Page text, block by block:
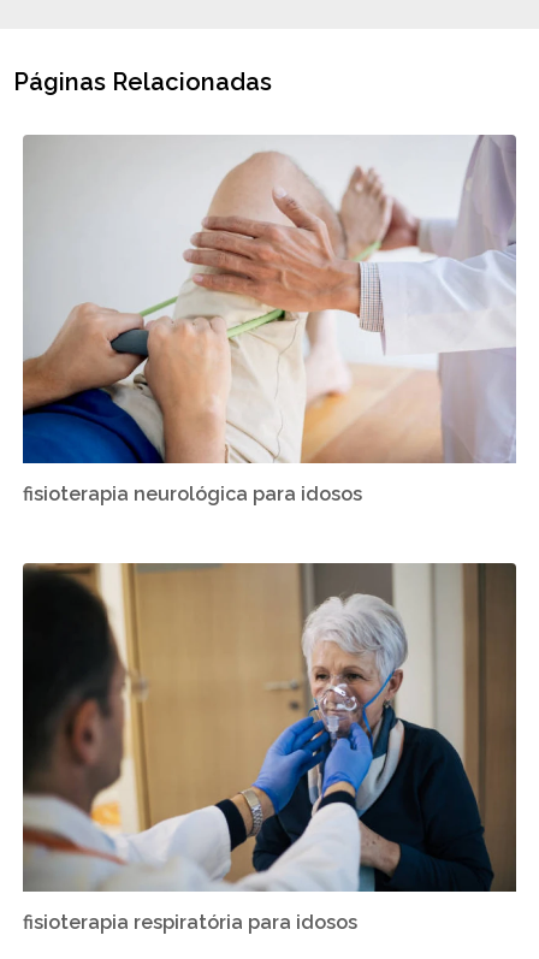
Páginas Relacionadas
fisioterapia neurológica para idosos
fisioterapia respiratória para idosos